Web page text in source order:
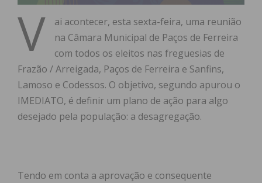
V
ai acontecer, esta sexta-feira, uma reunião
na Câmara Municipal de Paços de Ferreira
com todos os eleitos nas freguesias de
Frazão / Arreigada, Paços de Ferreira e Sanfins,
Lamoso e Codessos. O objetivo, segundo apurou o
IMEDIATO, é definir um plano de ação para algo
desejado pela população: a desagregação.
Tendo em conta a aprovação e consequente